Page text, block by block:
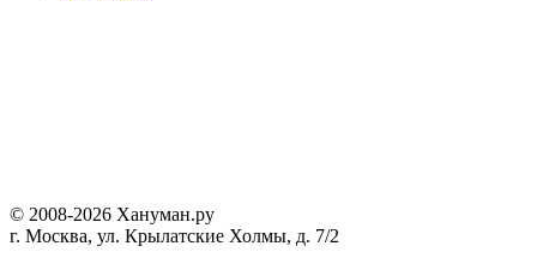
© 2008-2026 Хануман.ру
г. Москва, ул. Крылатские Холмы, д. 7/2